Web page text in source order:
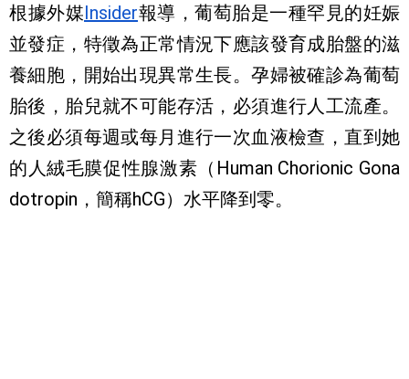
根據外媒Insider報導，葡萄胎是一種罕見的妊娠
並發症，特徵為正常情況下應該發育成胎盤的滋
養細胞，開始出現異常生長。孕婦被確診為葡萄
胎後，胎兒就不可能存活，必須進行人工流產。
之後必須每週或每月進行一次血液檢查，直到她
的人絨毛膜促性腺激素（Human Chorionic Gona
dotropin，簡稱hCG）水平降到零。